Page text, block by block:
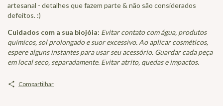
artesanal - detalhes que fazem parte & não são considerados
defeitos. :)
Cuidados com a sua biojóia: Evitar contato com água, produtos
químicos, sol prolongado e suor excessivo. Ao aplicar cosméticos,
espere alguns instantes para usar seu acessório. Guardar cada peça
em local seco, separadamente. Evitar atrito, quedas e impactos.
Compartilhar